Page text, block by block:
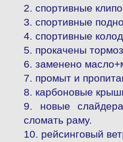
2. спортивные
3. спортивные
4. спортивные
5. прокачены
6. заменено
7. промыт и
8. карбоновые
9. новые
сломать раму.
10. рейсинговый